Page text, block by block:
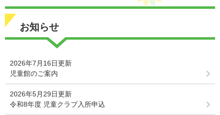
お知らせ
2026年7月16日更新
児童館のご案内
2026年5月29日更新
令和8年度 児童クラブ入所申込